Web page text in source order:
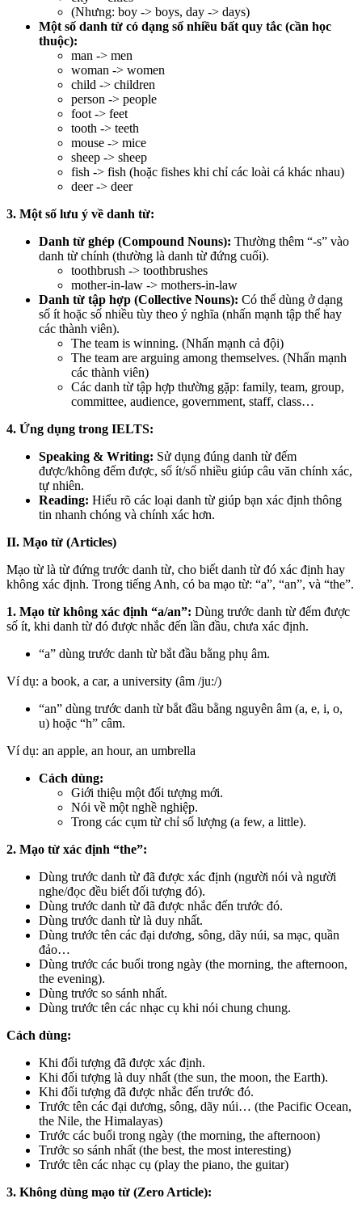
(Nhưng: boy -> boys, day -> days)
Một số danh từ có dạng số nhiều bất quy tắc (cần học
thuộc):
man -> men
woman -> women
child -> children
person -> people
foot -> feet
tooth -> teeth
mouse -> mice
sheep -> sheep
fish -> fish (hoặc fishes khi chỉ các loài cá khác nhau)
deer -> deer
3. Một số lưu ý về danh từ:
Danh từ ghép (Compound Nouns): Thường thêm “-s” vào
danh từ chính (thường là danh từ đứng cuối).
toothbrush -> toothbrushes
mother-in-law -> mothers-in-law
Danh từ tập hợp (Collective Nouns): Có thể dùng ở dạng
số ít hoặc số nhiều tùy theo ý nghĩa (nhấn mạnh tập thể hay
các thành viên).
The team is winning. (Nhấn mạnh cả đội)
The team are arguing among themselves. (Nhấn mạnh
các thành viên)
Các danh từ tập hợp thường gặp: family, team, group,
committee, audience, government, staff, class…
4. Ứng dụng trong IELTS:
Speaking & Writing: Sử dụng đúng danh từ đếm
được/không đếm được, số ít/số nhiều giúp câu văn chính xác,
tự nhiên.
Reading: Hiểu rõ các loại danh từ giúp bạn xác định thông
tin nhanh chóng và chính xác hơn.
II. Mạo từ (Articles)
Mạo từ là từ đứng trước danh từ, cho biết danh từ đó xác định hay
không xác định. Trong tiếng Anh, có ba mạo từ: “a”, “an”, và “the”.
1. Mạo từ không xác định “a/an”: Dùng trước danh từ đếm được
số ít, khi danh từ đó được nhắc đến lần đầu, chưa xác định.
“a” dùng trước danh từ bắt đầu bằng phụ âm.
Ví dụ: a book, a car, a university (âm /ju:/)
“an” dùng trước danh từ bắt đầu bằng nguyên âm (a, e, i, o,
u) hoặc “h” câm.
Ví dụ: an apple, an hour, an umbrella
Cách dùng:
Giới thiệu một đối tượng mới.
Nói về một nghề nghiệp.
Trong các cụm từ chỉ số lượng (a few, a little).
2. Mạo từ xác định “the”:
Dùng trước danh từ đã được xác định (người nói và người
nghe/đọc đều biết đối tượng đó).
Dùng trước danh từ đã được nhắc đến trước đó.
Dùng trước danh từ là duy nhất.
Dùng trước tên các đại dương, sông, dãy núi, sa mạc, quần
đảo…
Dùng trước các buổi trong ngày (the morning, the afternoon,
the evening).
Dùng trước so sánh nhất.
Dùng trước tên các nhạc cụ khi nói chung chung.
Cách dùng:
Khi đối tượng đã được xác định.
Khi đối tượng là duy nhất (the sun, the moon, the Earth).
Khi đối tượng đã được nhắc đến trước đó.
Trước tên các đại dương, sông, dãy núi… (the Pacific Ocean,
the Nile, the Himalayas)
Trước các buổi trong ngày (the morning, the afternoon)
Trước so sánh nhất (the best, the most interesting)
Trước tên các nhạc cụ (play the piano, the guitar)
3. Không dùng mạo từ (Zero Article):